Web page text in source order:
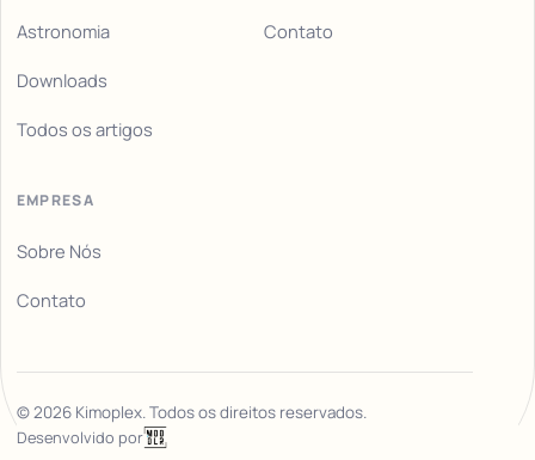
Astronomia
Downloads
Todos os artigos
Contato
EMPRESA
Sobre Nós
Contato
©2026Kimoplex. Todos os direitos reservados.
Desenvolvido por